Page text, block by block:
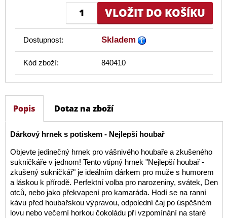
Dostupnost: Skladem
Kód zboží: 840410
Popis Dotaz na zboží
Dárkový hrnek s potiskem - Nejlepší houbař
Objevte jedinečný hrnek pro vášnivého houbaře a zkušeného
sukničkáře v jednom! Tento vtipný hrnek "Nejlepší houbař -
zkušený sukničkář" je ideálním dárkem pro muže s humorem
a láskou k přírodě. Perfektní volba pro narozeniny, svátek, Den
otců, nebo jako překvapení pro kamaráda. Hodí se na ranní
kávu před houbařskou výpravou, odpolední čaj po úspěšném
lovu nebo večerní horkou čokoládu při vzpomínání na staré